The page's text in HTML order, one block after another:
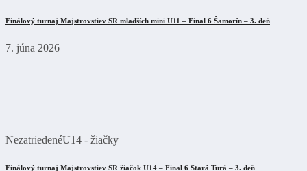
Finálový turnaj Majstrovstiev SR mladších mini U11 – Final 6 Šamorín – 3. deň
7. júna 2026
NezatriedenéU14 - žiačky
Finálový turnaj Majstrovstiev SR žiačok U14 – Final 6 Stará Turá – 3. deň